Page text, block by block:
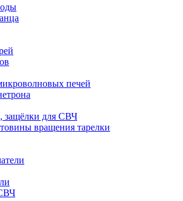
печей
защёлки для СВЧ
вращения тарелки